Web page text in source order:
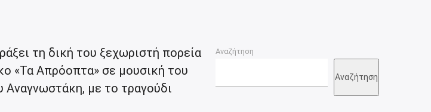
τη δική του ξεχωριστή πορεία
«Τα Απρόοπτα» σε μουσική του
με το τραγούδι
Αναζήτηση
Αναζήτηση